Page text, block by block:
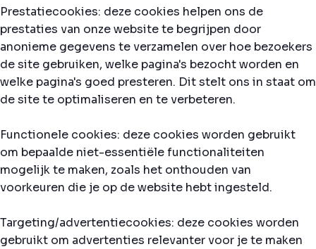
Prestatiecookies: deze cookies helpen ons de
prestaties van onze website te begrijpen door
anonieme gegevens te verzamelen over hoe bezoekers
de site gebruiken, welke pagina's bezocht worden en
welke pagina's goed presteren. Dit stelt ons in staat om
de site te optimaliseren en te verbeteren.
Functionele cookies: deze cookies worden gebruikt
om bepaalde niet-essentiële functionaliteiten
mogelijk te maken, zoals het onthouden van
voorkeuren die je op de website hebt ingesteld.
Targeting/advertentiecookies: deze cookies worden
gebruikt om advertenties relevanter voor je te maken